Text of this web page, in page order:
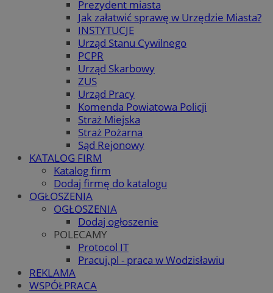
Prezydent miasta
Jak załatwić sprawę w Urzędzie Miasta?
INSTYTUCJE
Urząd Stanu Cywilnego
PCPR
Urząd Skarbowy
ZUS
Urząd Pracy
Komenda Powiatowa Policji
Straż Miejska
Straż Pożarna
Sąd Rejonowy
KATALOG FIRM
Katalog firm
Dodaj firmę do katalogu
OGŁOSZENIA
OGŁOSZENIA
Dodaj ogłoszenie
POLECAMY
Protocol IT
Pracuj.pl - praca w Wodzisławiu
REKLAMA
WSPÓŁPRACA